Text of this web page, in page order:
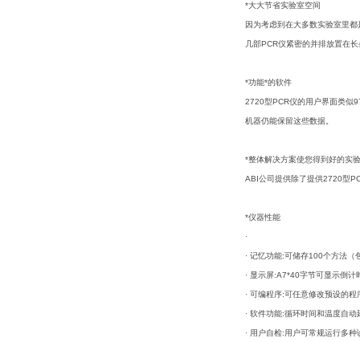
*大大节省实验室空间
因为考虑到在大多数实验室里
几部PCR仪紧密的并排放置在
*功能*的软件
2720型PCR仪的用户界面类似
机器仍能保留这些数据。
*整体解决方案使您得到好的实
ABI公司提供除了提供2720型
*仪器性能
·
· 记忆功能:可储存100个方法（
· 显示屏:A7*40字节可显示倒
· 可编程序:可任意修改预设的
· 软件功能:循环时间和温度自
· 用户自检:用户可常规运行多